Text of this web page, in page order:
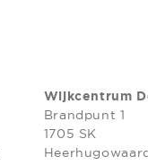
Wijkcentrum
Brandpunt 1
1705 SK
Heerhugowaard